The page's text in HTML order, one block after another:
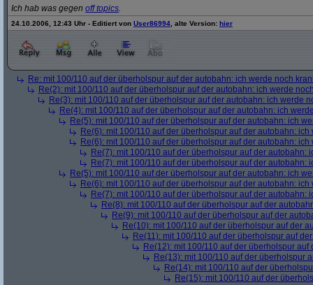
Ich hab was gegen off topics.
24.10.2006, 12:43 Uhr - Editiert von User86994 , alte Version: hier
Re: mit 100/110 auf der überholspur auf der autobahn: ich werde noch
Re(2): mit 100/110 auf der überholspur auf der autobahn: ich werde
Re(3): mit 100/110 auf der überholspur auf der autobahn: ich werde
Re(4): mit 100/110 auf der überholspur auf der autobahn: ich
Re(5): mit 100/110 auf der überholspur auf der autobahn: ich
Re(6): mit 100/110 auf der überholspur auf der autobahn:
Re(6): mit 100/110 auf der überholspur auf der autobahn:
Re(7): mit 100/110 auf der überholspur auf der autobahn:
Re(7): mit 100/110 auf der überholspur auf der autobahn:
Re(5): mit 100/110 auf der überholspur auf der autobahn: ich
Re(6): mit 100/110 auf der überholspur auf der autobahn:
Re(7): mit 100/110 auf der überholspur auf der autobahn:
Re(8): mit 100/110 auf der überholspur auf der
Re(9): mit 100/110 auf der überholspur auf der
Re(10): mit 100/110 auf der überholspur auf der
Re(11): mit 100/110 auf der überholspur auf
Re(12): mit 100/110 auf der überholspur
Re(13): mit 100/110 auf der überholspur
Re(14): mit 100/110 auf der
Re(15): mit 100/110 auf der